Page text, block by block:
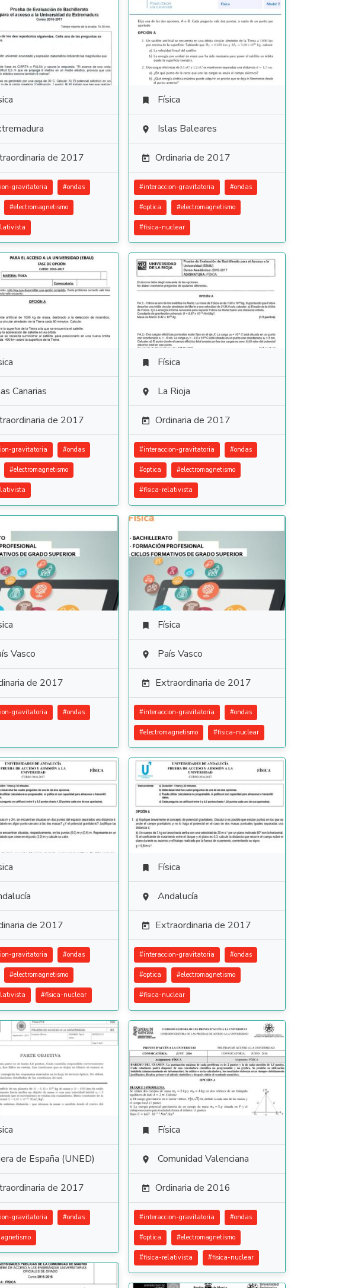
de 2017
gravitatoria #ondas
#electromagnetismo
 Física
 Islas Baleares
 Ordinaria de 2017
#interaccion-gravitatoria #ondas
#optica #electromagnetismo
#fisica-nuclear
Canarias
de 2017
gravitatoria #ondas
#electromagnetismo
 Física
 La Rioja
 Ordinaria de 2017
#interaccion-gravitatoria #ondas
#optica #electromagnetismo
#fisica-relativista
Vasco
de 2017
gravitatoria #ondas
 Física
 País Vasco
 Extraordinaria de 2017
#interaccion-gravitatoria #ondas
#electromagnetismo #fisica-nuclear
de 2017
gravitatoria #ondas
#electromagnetismo
#fisica-nuclear
 Física
 Andalucía
 Extraordinaria de 2017
#interaccion-gravitatoria #ondas
#optica #electromagnetismo
#fisica-nuclear
de España (UNED)
de 2017
gravitatoria #ondas
 Física
 Comunidad Valenciana
 Ordinaria de 2016
#interaccion-gravitatoria #ondas
#optica #electromagnetismo
#fisica-relativista #fisica-nuclear